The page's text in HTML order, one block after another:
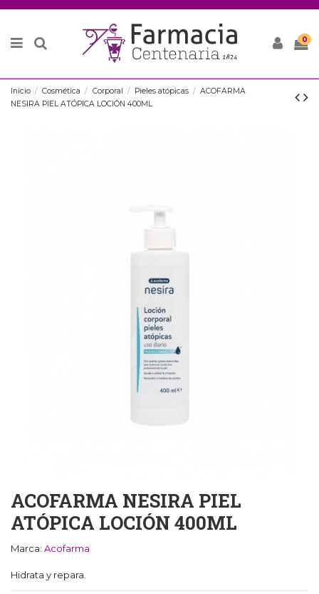
0
Inicio Cosmética Corporal Pieles atópicas
ACOFARMA
NESIRA PIEL ATÓPICA LOCIÓN 400ML
ACOFARMA NESIRA PIEL
ATÓPICA LOCIÓN 400ML
Marca: Acofarma
Hidrata y repara.